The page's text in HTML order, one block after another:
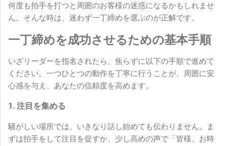
何度も拍手を打つと周囲のお客様の迷惑になるかもしれませ
ん。そんな時は、迷わず一丁締めを選ぶのが正解です。
一丁締めを成功させるための基本手順
いざリーダーを指名されたら、焦らずに以下の手順で進めて
ください。一つひとつの動作を丁寧に行うことが、周囲に安
心感を与え、あなたの信頼度を高めます。
1. 注目を集める
騒がしい場所では、いきなり話し始めても伝わりません。ま
ずは拍手をして注目を促すか、少し高めの声で「皆様、お時